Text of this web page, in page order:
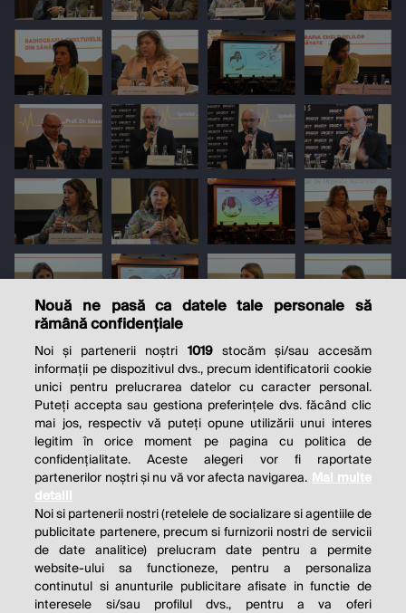
Nouă ne pasă ca datele tale personale să
rămână confidențiale
Noi și partenerii noștri 1019stocăm și/sau accesăm
informații pe dispozitivul dvs., precum identificatorii cookie
unici pentru prelucrarea datelor cu caracter personal.
Puteți accepta sau gestiona preferințele dvs. făcând clic
mai jos, respectiv vă puteți opune utilizării unui interes
legitim în orice moment pe pagina cu politica de
confidențialitate. Aceste alegeri vor fi raportate
partenerilor noștri și nu vă vor afecta navigarea. Mai multe
detalii
Noi si partenerii nostri (retelele de socializare si agentiile de
publicitate partenere, precum si furnizorii nostri de servicii
de date analitice) prelucram date pentru a permite
website-ului sa functioneze, pentru a personaliza
continutul si anunturile publicitare afisate in functie de
interesele si/sau profilul dvs., pentru a va oferi